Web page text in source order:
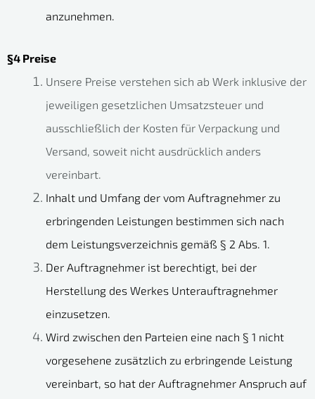
anzunehmen.
§4 Preise
Unsere Preise verstehen sich ab Werk inklusive der
jeweiligen gesetzlichen Umsatzsteuer und
ausschließlich der Kosten für Verpackung und
Versand, soweit nicht ausdrücklich anders
vereinbart.
Inhalt und Umfang der vom Auftragnehmer zu
erbringenden Leistungen bestimmen sich nach
dem Leistungsverzeichnis gemäß § 2 Abs. 1.
Der Auftragnehmer ist berechtigt, bei der
Herstellung des Werkes Unterauftragnehmer
einzusetzen.
Wird zwischen den Parteien eine nach § 1 nicht
vorgesehene zusätzlich zu erbringende Leistung
vereinbart, so hat der Auftragnehmer Anspruch auf